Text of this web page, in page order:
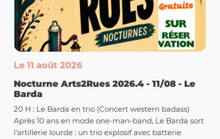
Le 11 août 2026
Nocturne Arts2Rues 2026.4 - 11/08 - Le
Barda
20 H : Le Barda en trio (Concert western badass)
Après 10 ans en mode one-man-band, Le Barda sort
l’artillerie lourde : un trio explosif avec batterie